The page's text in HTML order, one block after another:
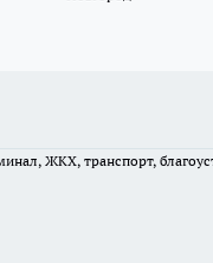
ЖКХ, транспорт,